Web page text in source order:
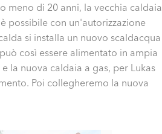
meno di 20 anni, la vecchia caldaia
possibile con un'autorizzazione
si installa un nuovo scaldacqua
così essere alimentato in ampia
la nuova caldaia a gas, per Lukas
Poi collegheremo la nuova